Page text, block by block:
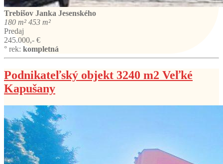
Trebišov Janka Jesenského
180 m² 453 m²
Predaj
245.000,- €
° rek: kompletná
Podnikateľský objekt 3240 m2 Veľké
Kapušany